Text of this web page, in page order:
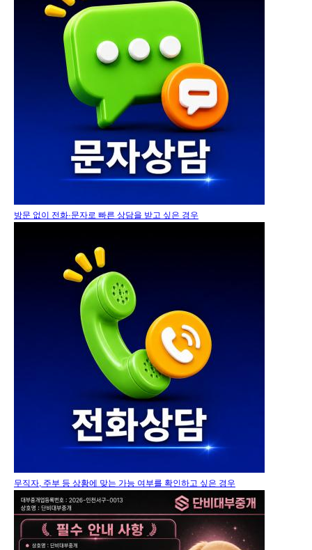
방문 없이 전화·문자로 빠른 상담을 받고 싶은 경우
무직자, 주부 등 상황에 맞는 가능 여부를 확인하고 싶은 경우